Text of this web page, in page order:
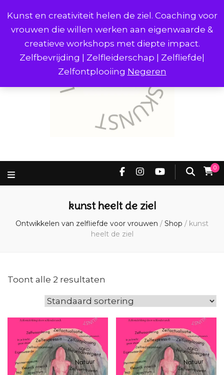
Kunst en creativiteit helen de ziel. Coaching voor
vrouwen die willen werken aan eigenwaarde &
creatieve workshops met diepte impact.
Zelfbevrijding | Zelfleiderschap | Zelfliefde|
Zelfontplooiing Negeren
0
kunst heelt de ziel
Ontwikkelen van zelfliefde voor vrouwen / Shop / kunst
heelt de ziel
Toont alle 2 resultaten